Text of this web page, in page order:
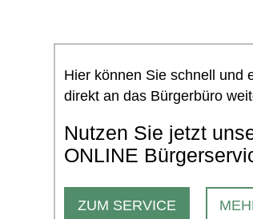
Hier können Sie schnell und
direkt an das Bürgerbüro
Nutzen Sie jetzt
ONLINE
ZUM SERVICE